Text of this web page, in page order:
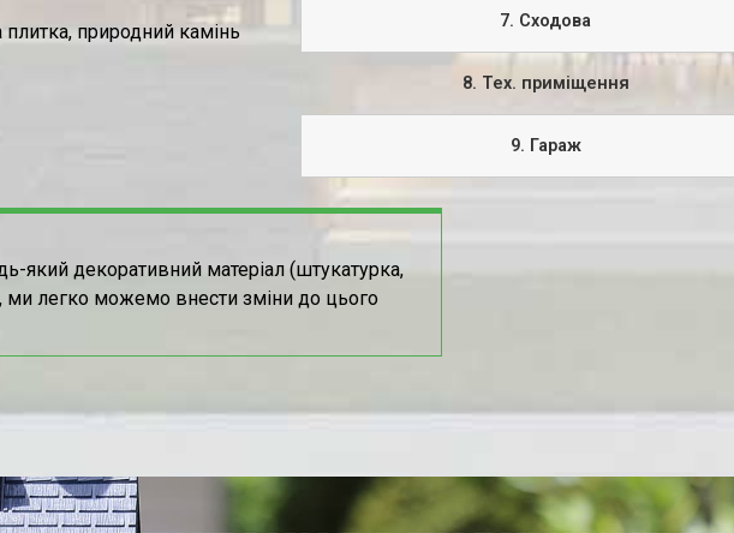
природний камінь
7. Сходова
8. Тех. приміщення
9. Гараж
який декоративний матеріал (штукатурка,
легко можемо внести зміни до цього